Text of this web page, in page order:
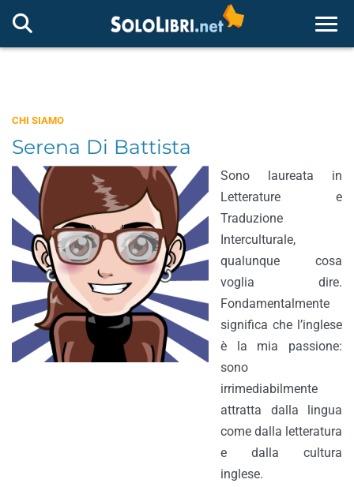
CHI SIAMO
Serena Di Battista
Sono laureata in
Letterature e
Traduzione
Interculturale,
qualunque cosa
voglia dire.
Fondamentalmente
significa che l’inglese
è la mia passione:
sono
irrimediabilmente
attratta dalla lingua
come dalla letteratura
e dalla cultura
inglese.